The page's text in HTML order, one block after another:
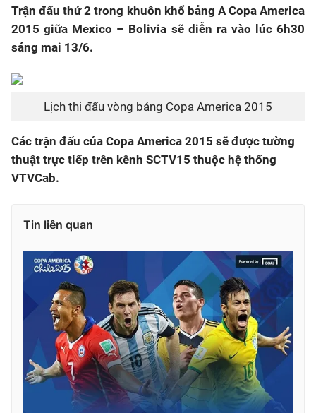
Trận đấu thứ 2 trong khuôn khổ bảng A Copa America
2015 giữa Mexico – Bolivia sẽ diễn ra vào lúc 6h30
sáng mai 13/6.
Lịch thi đấu vòng bảng Copa America 2015
Các trận đấu của Copa America 2015 sẽ được tường
thuật trực tiếp trên kênh SCTV15 thuộc hệ thống
VTVCab.
Tin liên quan